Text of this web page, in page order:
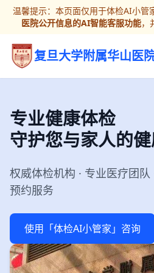
温馨提示：本页面仅用于体检AI小管
医院公开信息的AI智能客服功能，
复旦大学附属华山医
专业健康体检
守护您与家人的
权威体检机构 · 专业医疗团队
预约服务
使用「体检AI小管家」咨询